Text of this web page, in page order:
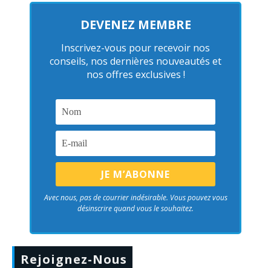
DEVENEZ MEMBRE
Inscrivez-vous pour recevoir nos
conseils, nos dernières nouveautés et
nos offres exclusives !
Avec nous, pas de courrier indésirable. Vous pouvez vous
désinscrire quand vous le souhaitez.
Rejoignez-Nous